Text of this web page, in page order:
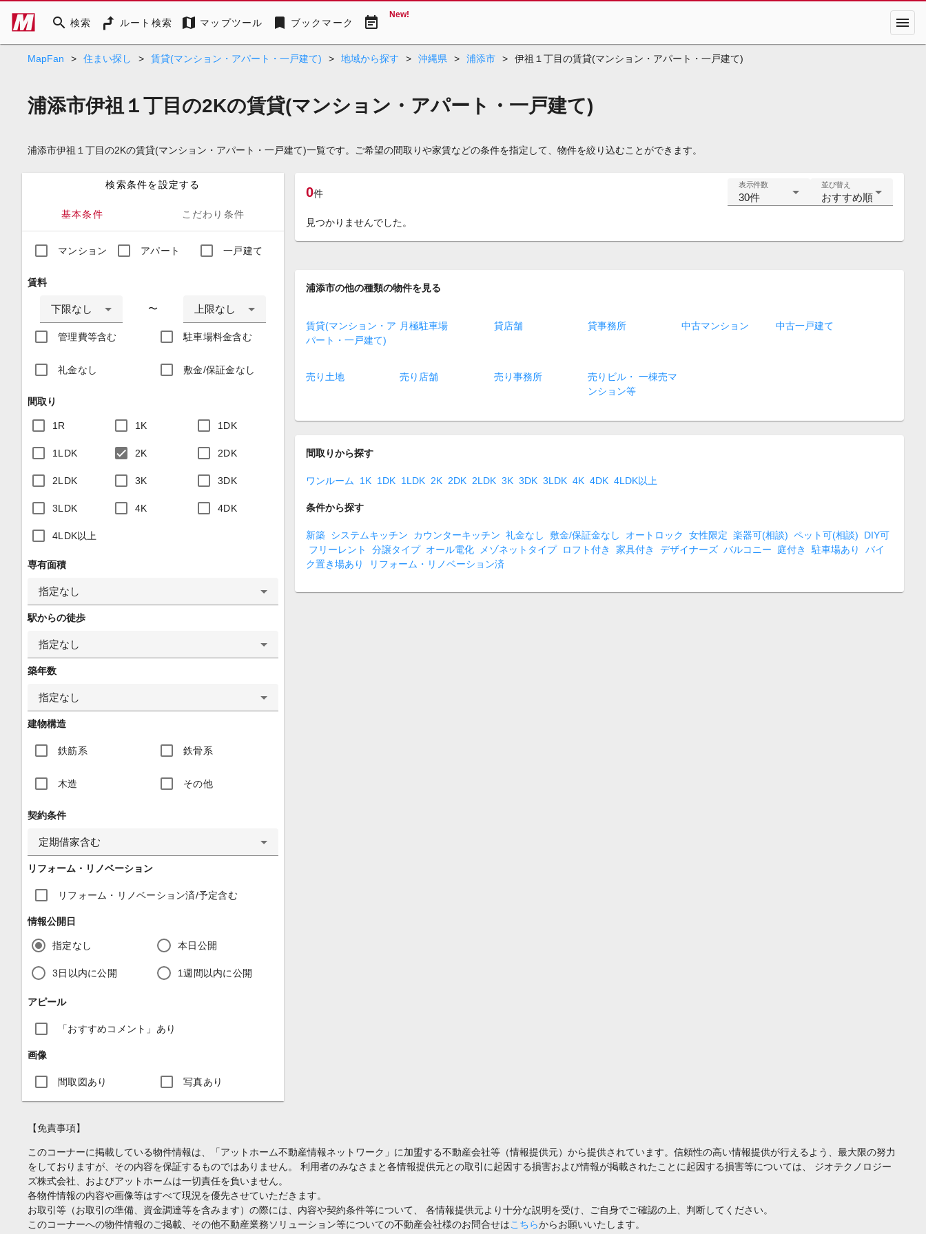
search 検索 ルート検索 map マップツール bookmark ブックマーク event_note New! menu
MapFan > 住まい探し > 賃貸(マンション・アパート・一戸建て) > 地域から探す > 沖縄県 > 浦添市 > 伊祖１丁目の賃貸(マンション・アパート・一戸建て)
浦添市伊祖１丁目の2Kの賃貸(マンション・アパート・一戸建て)
浦添市伊祖１丁目の2Kの賃貸(マンション・アパート・一戸建て)一覧です。ご希望の間取りや家賃などの条件を指定して、物件を絞り込むことができます。
検索条件を設定する
基本条件 こだわり条件
マンション アパート 一戸建て
賃料
下限なし 〜 上限なし
管理費等含む 駐車場料金含む
礼金なし 敷金/保証金なし
間取り
1R 1K 1DK
1LDK 2K 2DK
2LDK 3K 3DK
3LDK 4K 4DK
4LDK以上
専有面積
指定なし
駅からの徒歩
指定なし
築年数
指定なし
建物構造
鉄筋系 鉄骨系
木造 その他
契約条件
定期借家含む
リフォーム・リノベーション
リフォーム・リノベーション済/予定含む
情報公開日
指定なし 本日公開
3日以内に公開 1週間以内に公開
アピール
「おすすめコメント」あり
画像
間取図あり 写真あり
0件
表示件数
30件
並び替え
おすすめ順
見つかりませんでした。
浦添市の他の種類の物件を見る
賃貸(マンション・ア
パート・一戸建て)
月極駐車場 貸店舗 貸事務所 中古マンション 中古一戸建て
売り土地 売り店舗 売り事務所
売りビル・ 一棟売マ
ンション等
間取りから探す
ワンルーム 1K 1DK 1LDK 2K 2DK 2LDK 3K 3DK 3LDK 4K 4DK 4LDK以上
条件から探す
新築 システムキッチン カウンターキッチン 礼金なし 敷金/保証金なし オートロック 女性限定 楽器可(相談) ペット可(相談)
DIY可
フリーレント
分譲タイプ オール電化 メゾネットタイプ ロフト付き 家具付き デザイナーズ バルコニー 庭付き 駐車場あり
バイ
ク置き場あり
リフォーム・リノベーション済
【免責事項】
このコーナーに掲載している物件情報は、「アットホーム不動産情報ネットワーク」に加盟する不動産会社等（情報提供元）から提供されています。信頼性の高い情報提供が行えるよう、最大限の努力
をしておりますが、その内容を保証するものではありません。 利用者のみなさまと各情報提供元との取引に起因する損害および情報が掲載されたことに起因する損害等については、 ジオテクノロジー
ズ株式会社、およびアットホームは一切責任を負いません。
各物件情報の内容や画像等はすべて現況を優先させていただきます。
お取引等（お取引の準備、資金調達等を含みます）の際には、内容や契約条件等について、 各情報提供元より十分な説明を受け、ご自身でご確認の上、判断してください。
このコーナーへの物件情報のご掲載、その他不動産業務ソリューション等についての不動産会社様のお問合せはこちらからお願いいたします。